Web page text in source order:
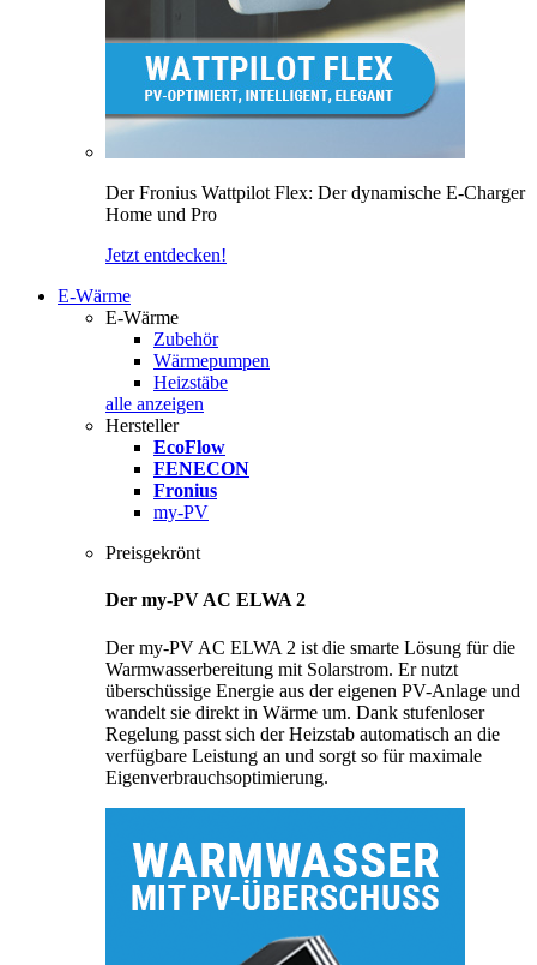
Der Fronius Wattpilot Flex: Der dynamische E-Charger
Home und Pro
Jetzt entdecken!
E-Wärme
E-Wärme
Zubehör
Wärmepumpen
Heizstäbe
alle anzeigen
Hersteller
EcoFlow
FENECON
Fronius
my-PV
Preisgekrönt
Der my-PV AC ELWA 2
Der my-PV AC ELWA 2 ist die smarte Lösung für die
Warmwasserbereitung mit Solarstrom. Er nutzt
überschüssige Energie aus der eigenen PV-Anlage und
wandelt sie direkt in Wärme um. Dank stufenloser
Regelung passt sich der Heizstab automatisch an die
verfügbare Leistung an und sorgt so für maximale
Eigenverbrauchsoptimierung.